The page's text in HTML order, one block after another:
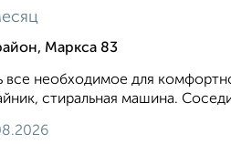
Маркса 83
все необходимое для
стиральная машина.